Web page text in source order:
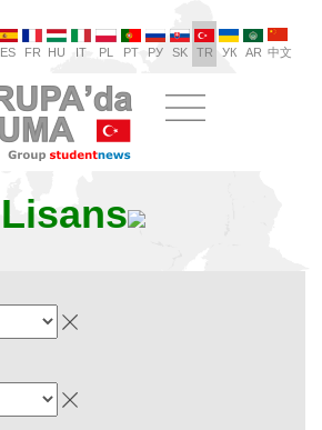
ES FR HU IT PL PT РУ SK TR УК AR 中文
Lisans